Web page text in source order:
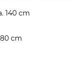
140 cm
cm